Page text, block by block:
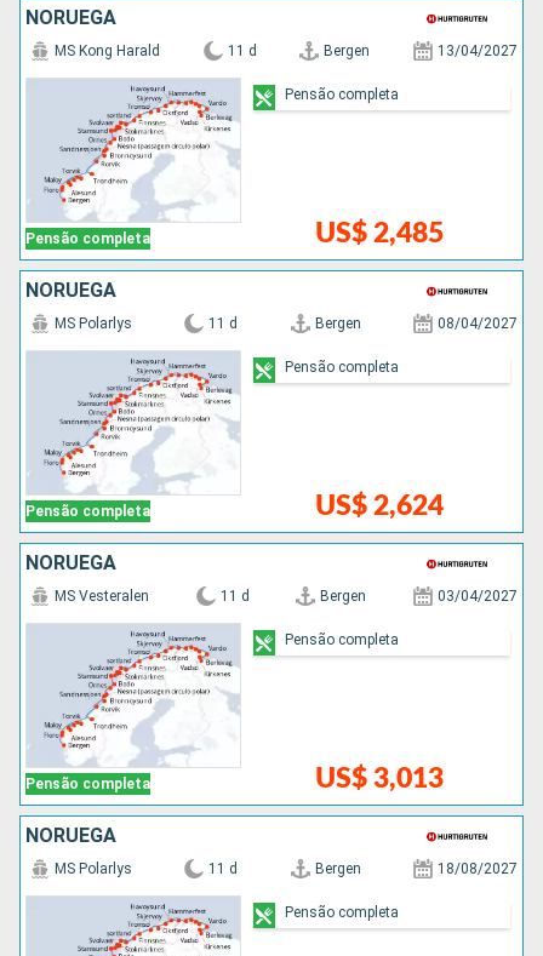
NORUEGA
Pensão completa
MS Kong Harald 11 d Bergen 13/04/2027
US$ 2,485
Pensão completa
NORUEGA
Pensão completa
MS Polarlys 11 d Bergen 08/04/2027
US$ 2,624
Pensão completa
NORUEGA
Pensão completa
MS Vesteralen 11 d Bergen 03/04/2027
US$ 3,013
Pensão completa
NORUEGA
MS Polarlys 11 d Bergen 18/08/2027
Pensão completa